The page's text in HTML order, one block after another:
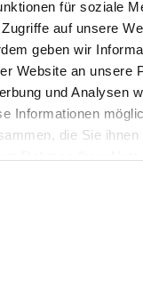
für soziale
auf unsere
geben wir
Website an unsere
und Analysen
Informationen
die Sie ihnen